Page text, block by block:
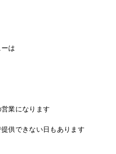
は
業になります
供できない日もあります